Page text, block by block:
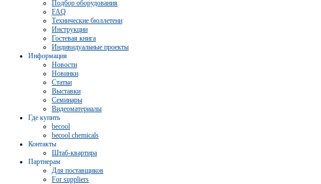
Подбор оборудования
FAQ
Технические бюллетени
Инструкции
Гостевая книга
Индивидуальные проекты
Информация
Новости
Новинки
Статьи
Выставки
Семинары
Видеоматериалы
Где купить
becool
becool chemicals
Контакты
Штаб-квартира
Партнерам
Для поставщиков
For suppliers